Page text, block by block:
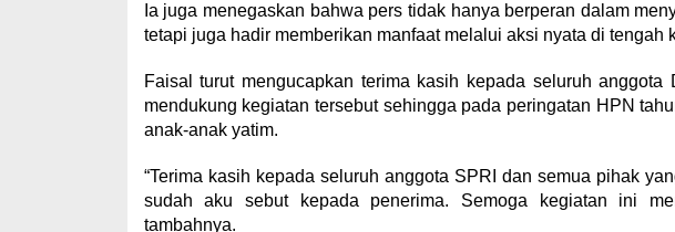
Ia juga menegaskan bahwa pers tidak hanya berperan dalam
tetapi juga hadir memberikan manfaat melalui aksi nyata di tengah
Faisal turut mengucapkan terima kasih kepada seluruh
mendukung kegiatan tersebut sehingga pada peringatan HPN
anak-anak yatim.
“Terima kasih kepada seluruh anggota SPRI dan semua pihak
sudah aku sebut kepada penerima. Semoga kegiatan ini
tambahnya.